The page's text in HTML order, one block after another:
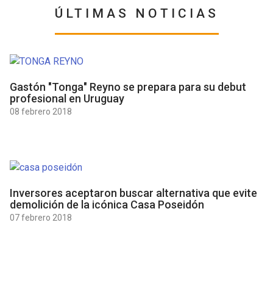
ÚLTIMAS NOTICIAS
Gastón "Tonga" Reyno se prepara para su debut
profesional en Uruguay
08 febrero 2018
Inversores aceptaron buscar alternativa que evite
demolición de la icónica Casa Poseidón
07 febrero 2018